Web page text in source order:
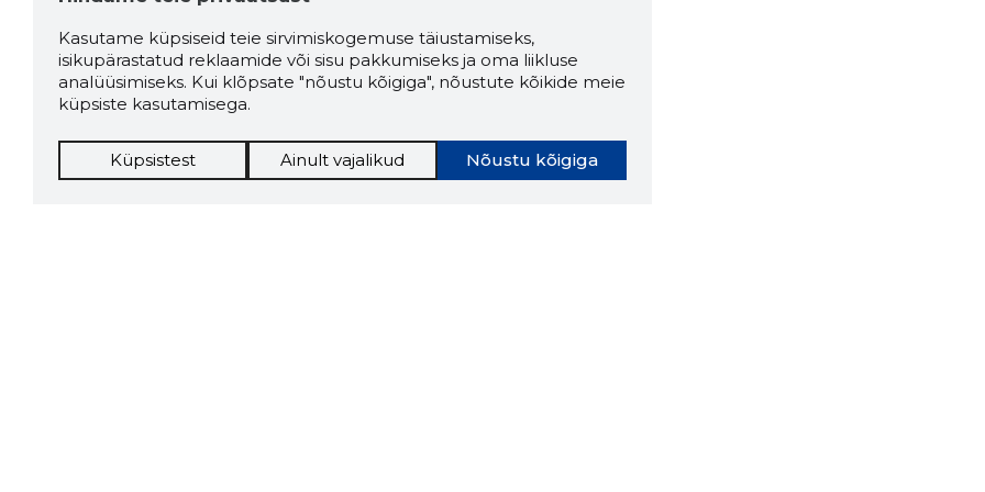
Kasutame küpsiseid teie sirvimiskogemuse täiustamiseks,
isikupärastatud reklaamide või sisu pakkumiseks ja oma liikluse
analüüsimiseks. Kui klõpsate "nõustu kõigiga", nõustute kõikide meie
küpsiste kasutamisega.
Nõustu kõigiga
Küpsistest Ainult vajalikud